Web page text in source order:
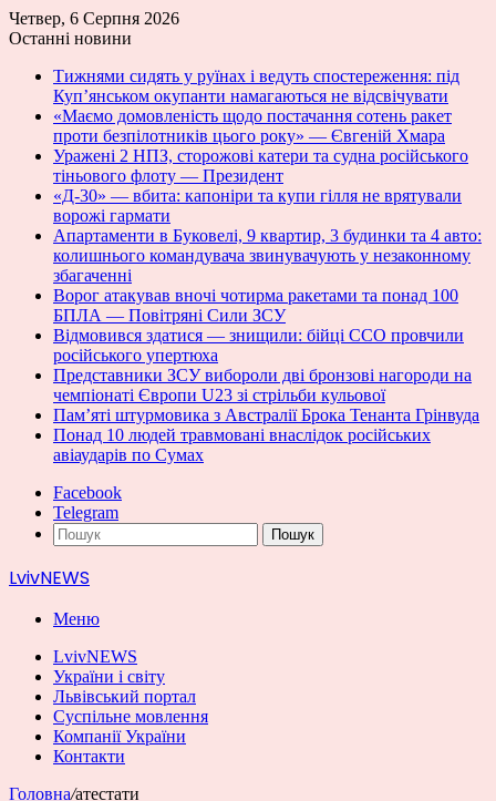
Четвер, 6 Серпня 2026
Останні новини
Тижнями сидять у руїнах і ведуть спостереження: під
Куп’янськом окупанти намагаються не відсвічувати
«Маємо домовленість щодо постачання сотень ракет
проти безпілотників цього року» — Євгеній Хмара
Уражені 2 НПЗ, сторожові катери та судна російського
тіньового флоту — Президент
«Д-30» — вбита: капоніри та купи гілля не врятували
ворожі гармати
Апартаменти в Буковелі, 9 квартир, 3 будинки та 4 авто:
колишнього командувача звинувачують у незаконному
збагаченні
Ворог атакував вночі чотирма ракетами та понад 100
БПЛА — Повітряні Сили ЗСУ
Відмовився здатися — знищили: бійці ССО провчили
російського упертюха
Представники ЗСУ вибороли дві бронзові нагороди на
чемпіонаті Європи U23 зі стрільби кульової
Пам’яті штурмовика з Австралії Брока Тенанта Грінвуда
Понад 10 людей травмовані внаслідок російських
авіаударів по Сумах
Facebook
Telegram
Пошук
LvivNEWS
Меню
LvivNEWS
України і світу
Львівський портал
Суспільне мовлення
Компанії України
Контакти
Головна/атестати